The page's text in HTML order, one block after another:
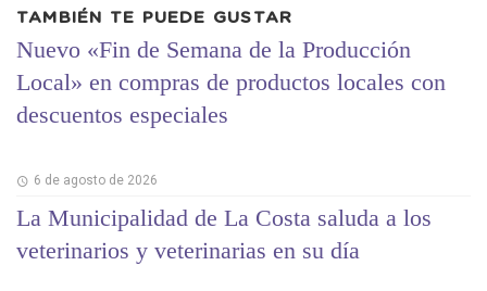
TAMBIÉN TE PUEDE GUSTAR
Nuevo «Fin de Semana de la Producción
Local» en compras de productos locales con
descuentos especiales
6 de agosto de 2026
La Municipalidad de La Costa saluda a los
veterinarios y veterinarias en su día